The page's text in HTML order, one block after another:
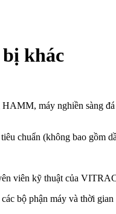
khác
HAMM, máy nghiền sàng
chuẩn (không bao gồm
viên kỹ thuật của
bộ phận máy và thời gian